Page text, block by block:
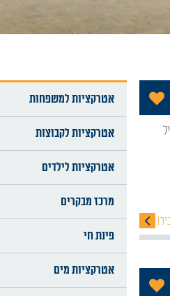
הוסף לתכניה שלי
הוסף לתכניה שלי
אטרקציות למשפחות
אטרקציות לקבוצות
אטרקציות לילדים
מרכז מבקרים
פינת חי
אטרקציות מים